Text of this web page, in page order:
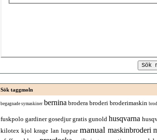
Sök taggmoln
begagnade symaskiner bernina brodera broderi broderimaskin
fuskpolo gardiner gosedjur gratis gunold husqvarna
kilotex kjol krage lan luppar manual maskinbroderi